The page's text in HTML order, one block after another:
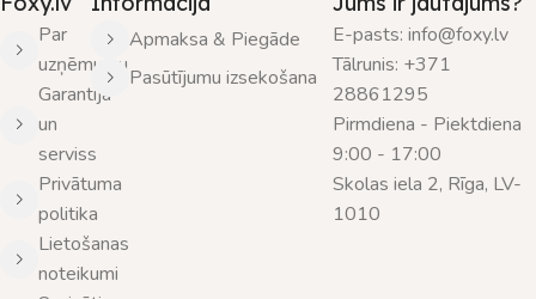
Par
uzņēmumu
Garantija
un
serviss
Privātuma
politika
Lietošanas
noteikumi
Apmaksa & Piegāde
Pasūtījumu izsekošana
E-pasts: info@foxy.lv
Tālrunis: +371
28861295
Pirmdiena - Piektdiena
9:00 - 17:00
Skolas iela 2, Rīga, LV-
1010